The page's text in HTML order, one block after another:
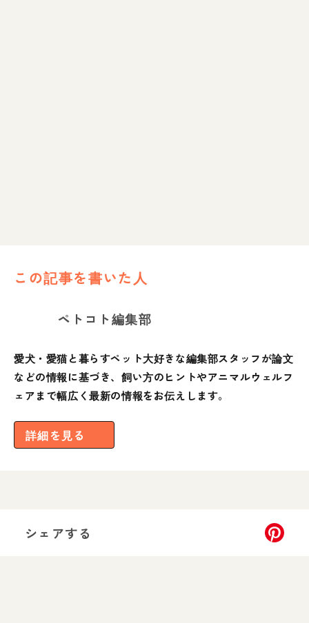
この記事を書いた人
ペトコト編集部
愛犬・愛猫と暮らすペット大好きな編集部スタッフが論文
などの情報に基づき、飼い方のヒントやアニマルウェルフ
ェアまで幅広く最新の情報をお伝えします。
詳細を見る
シェアする